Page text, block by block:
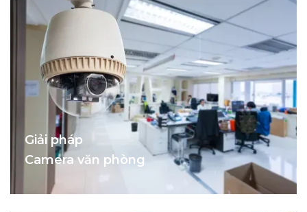
Giải pháp
Camera văn phòng